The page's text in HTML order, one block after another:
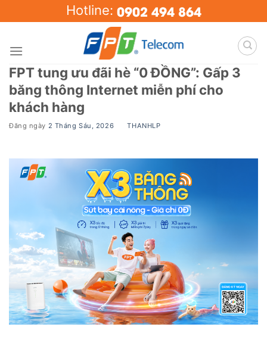
to
Hotline: 0902 494 864
FPT tung ưu đãi hè “0 ĐỒNG”: Gấp 3
băng thông Internet miễn phí cho
khách hàng
Đăng ngày 2 Tháng Sáu, 2026 BYTHANHLP